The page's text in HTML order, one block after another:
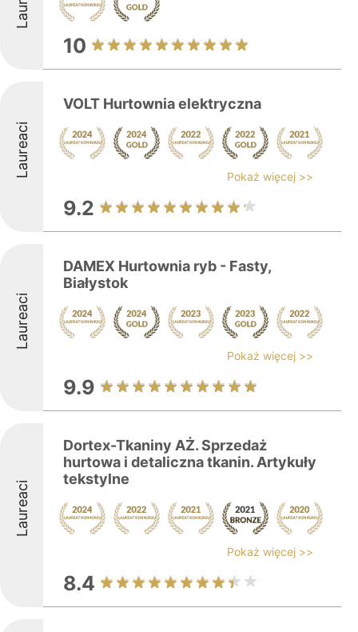
10
Laureaci
VOLT Hurtownia elektryczna
Pokaż więcej >>
9.2
Laureaci
DAMEX Hurtownia ryb - Fasty,
Białystok
Pokaż więcej >>
9.9
Laureaci
Dortex-Tkaniny AŻ. Sprzedaż
hurtowa i detaliczna tkanin. Artykuły
tekstylne
Pokaż więcej >>
8.4